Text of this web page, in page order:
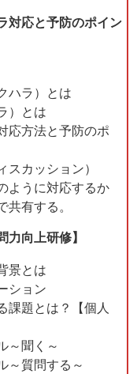
対応と予防のポイン
ハラ）とは
）とは
応方法と予防のポ
カッション）
ように対応するか
有する。
力向上研修】
景とは
ション
課題とは？【個人
～聞く～
～質問する～